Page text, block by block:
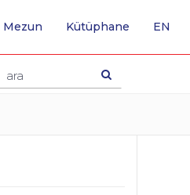
Mezun Kütüphane EN